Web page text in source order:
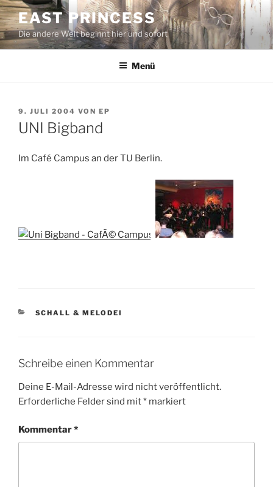
Zum
Inhalt
springen
EAST PRINCESS
Die andere Welt beginnt hier und sofort
Menü
VERÖFFENTLICHT
AM
9. JULI 2004 VON EP
UNI Bigband
Im Café Campus an der TU Berlin.
KATEGORIEN
SCHALL & MELODEI
Schreibe einen Kommentar
Deine E-Mail-Adresse wird nicht veröffentlicht.
Erforderliche Felder sind mit* markiert
Kommentar*